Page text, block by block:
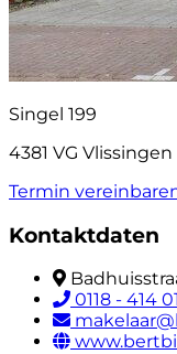
Singel 199
4381 VG Vlissingen
Termin
Kontaktdaten
0118 - 414